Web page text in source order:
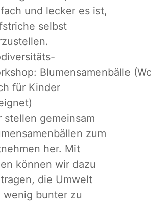
und lecker es ist,
selbst
Blumensamenbälle
für Kinder
stellen gemeinsam
zum
her. Mit
können wir dazu
die Umwelt
wenig bunter zu